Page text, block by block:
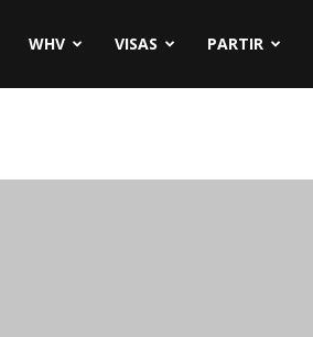
WHV VISAS PARTIR